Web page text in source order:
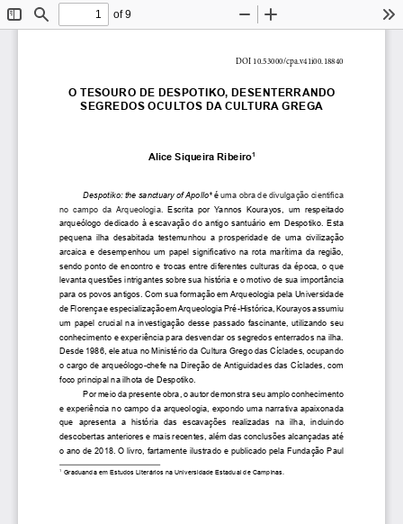
ToggleFind
of 9
Zoom
DOI 10.53000/cpa.v41i00.18840
O TESOURO DE DESPOTIKO, DESENTERRANDO
SEGREDOS OCULTOS DA CULTURA GREGA
Alice Siqueira Ribeiro1
Despotiko: the sanctuary of Apollo* é uma obra de divulgação cientifica
no  campo  da  Arqueologia.
Escrita  por  Yannos  Kourayos,  um  respeitado
arqueólogo  dedicado  à  escavação  do  antigo  santuário  em  Despotiko.  Esta
pequena  ilha  desabitada  testemunhou  a  prosperidade  de  uma  civilização
arcaica e desempenhou um papel significativo na rota marítima da região,
sendo ponto de encontro e trocas entre diferentes culturas da época, o que
levanta questões intrigantes sobre sua história e o motivo de sua importância
para os povos antigos. Com sua formação em Arqueologia pela Universidade
de Florença e especialização em Arqueologia Pré-Histórica, Kourayos assumiu
um  papel  crucial  na  investigação  desse  passado  fascinante,  utilizando  seu
conhecimento e experiência para desvendar os segredos enterrados na ilha.
Desde 1986, ele atua no Ministério da Cultura Grego das Cíclades, ocupando
o cargo de arqueólogo-chefe na Direção de Antiguidades das Cíclades, com
foco principal na ilhota de Despotiko.
Por meio da presente obra, o autor demonstra seu amplo conhecimento
e experiência no campo da arqueologia, expondo uma narrativa apaixonada
que  apresenta  a  história  das  escavações  realizadas  na  ilha,  incluindo
descobertas anteriores e mais recentes, além das conclusões alcançadas até
o ano de 2018. O livro, fartamente ilustrado e publicado pela Fundação Paul
1 Graduanda em Estudos Literários na Universidade Estadual de Campinas.